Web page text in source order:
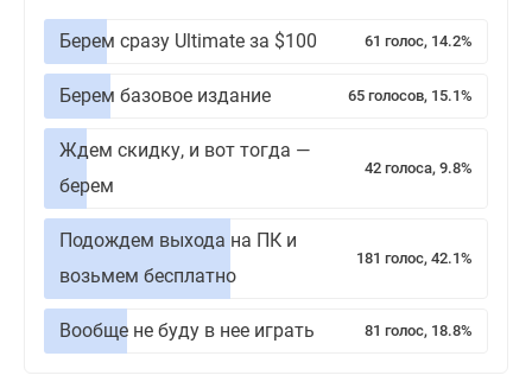
Берем сразу Ultimate за $100 61 голос, 14.2%
Берем базовое издание 65 голосов, 15.1%
Ждем скидку, и вот тогда —
берем
42 голоса, 9.8%
Подождем выхода на ПК и
возьмем бесплатно
181 голос, 42.1%
Вообще не буду в нее играть 81 голос, 18.8%